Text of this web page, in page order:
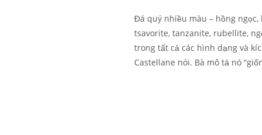
Đá quý nhiều màu – hồng
tsavorite, tanzanite, rubellite,
trong tất cả các hình dạng và
Castellane nói. Bà mô tả nó